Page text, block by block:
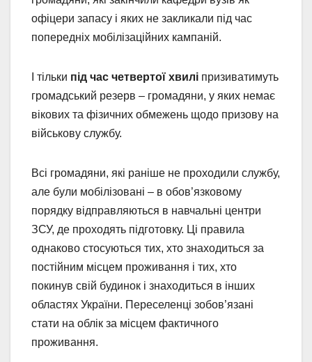
офіцери запасу і яких не закликали під час
попередніх мобілізаційних кампаній.
І тільки під час четвертої хвилі призиватимуть
громадський резерв – громадяни, у яких немає
вікових та фізичних обмежень щодо призову на
військову службу.
Всі громадяни, які раніше не проходили службу,
але були мобілізовані – в обов’язковому
порядку відправляються в навчальні центри
ЗСУ, де проходять підготовку. Ці правила
однаково стосуються тих, хто знаходиться за
постійним місцем проживання і тих, хто
покинув свій будинок і знаходиться в інших
областях України. Переселенці зобов’язані
стати на облік за місцем фактичного
проживання.